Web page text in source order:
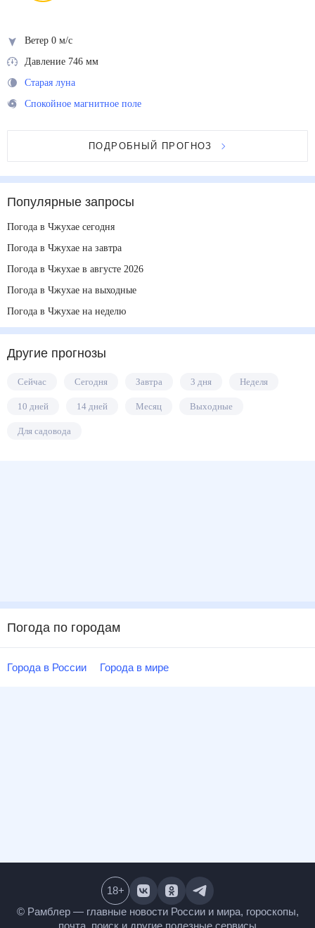
Ветер 0 м/с
Давление 746 мм
Старая луна
Спокойное магнитное поле
ПОДРОБНЫЙ ПРОГНОЗ
Популярные запросы
Погода в Чжухае сегодня
Погода в Чжухае на завтра
Погода в Чжухае в августе 2026
Погода в Чжухае на выходные
Погода в Чжухае на неделю
Другие прогнозы
Сейчас Сегодня Завтра 3 дня Неделя
10 дней 14 дней Месяц Выходные
Для садовода
Погода по городам
Города в России Города в мире
© Рамблер — главные новости России и мира, гороскопы,
почта, поиск и другие полезные сервисы
18+